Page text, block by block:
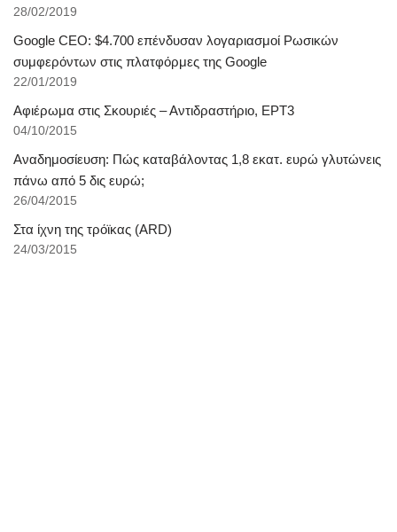
28/02/2019
Google CEO: $4.700 επένδυσαν λογαριασμοί Ρωσικών
συμφερόντων στις πλατφόρμες της Google
22/01/2019
Αφιέρωμα στις Σκουριές – Αντιδραστήριο, ΕΡΤ3
04/10/2015
Αναδημοσίευση: Πώς καταβάλοντας 1,8 εκατ. ευρώ γλυτώνεις
πάνω από 5 δις ευρώ;
26/04/2015
Στα ίχνη της τρόϊκας (ARD)
24/03/2015